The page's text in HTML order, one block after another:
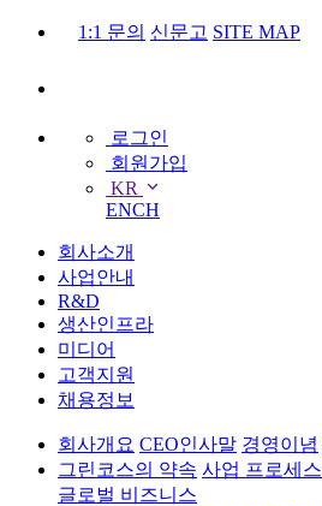
1:1 문의 신문고 SITE MAP
로그인
회원가입
KR
ENCH
회사소개
사업안내
R&D
생산인프라
미디어
고객지원
채용정보
회사개요 CEO인사말 경영이념
그린코스의 약속 사업 프로세스
글로벌 비즈니스